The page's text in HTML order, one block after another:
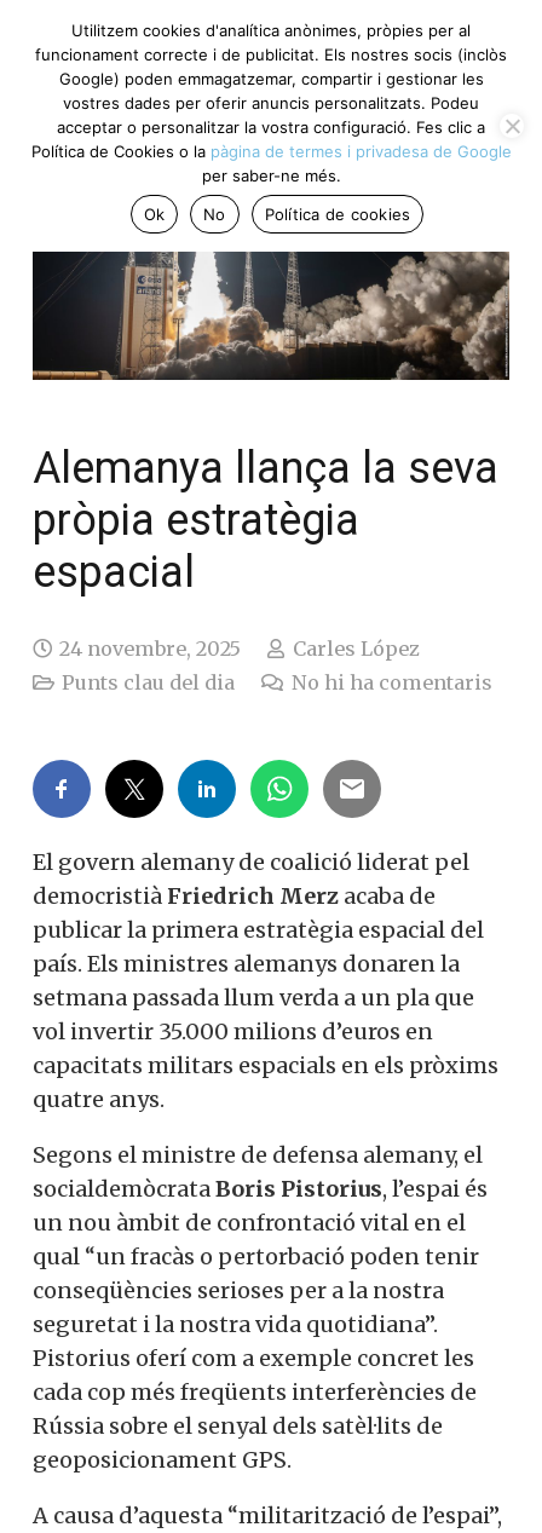
Alemanya llança la seva
pròpia estratègia
espacial
24 novembre, 2025
Carles López
Punts clau del dia
No hi ha comentaris
El govern alemany de coalició liderat pel
democristià Friedrich Merz acaba de
publicar la primera estratègia espacial del
país. Els ministres alemanys donaren la
setmana passada llum verda a un pla que
vol invertir 35.000 milions d’euros en
capacitats militars espacials en els pròxims
quatre anys.
Segons el ministre de defensa alemany, el
socialdemòcrataBoris Pistorius, l’espai és
un nou àmbit de confrontació vital en el
qual “un fracàs o pertorbació poden tenir
conseqüències serioses per a la nostra
seguretat i la nostra vida quotidiana”.
Pistorius oferí com a exemple concret les
cada cop més freqüents interferències de
Rússia sobre el senyal dels satèl·lits de
geoposicionament GPS.
A causa d’aquesta “militarització de l’espai”,
Utilitzem cookies d'analítica anònimes, pròpies per al
funcionament correcte i de publicitat. Els nostres socis (inclòs
Google) poden emmagatzemar, compartir i gestionar les
vostres dades per oferir anuncis personalitzats. Podeu
acceptar o personalitzar la vostra configuració. Fes clic a
Política de Cookies o la pàgina de termes i privadesa de Google
per saber-ne més.
Ok
No Política de cookies